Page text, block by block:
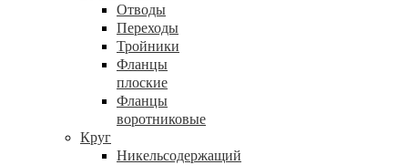
Отводы
Переходы
Тройники
Фланцы
плоские
Фланцы
воротниковые
Круг
Никельсодержащий